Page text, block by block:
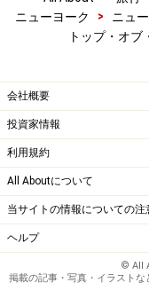
ニューヨーク
> ニュ
トップ・オ
会社概要
投資家情報
利用規約
All Aboutについて
当サイトの情報についての注
ヘルプ
© All
掲載の記事・写真・イラスト